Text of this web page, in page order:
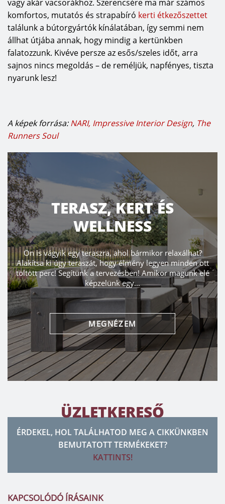
vagy akár vacsorákhoz. Szerencsére ma már számos
komfortos, mutatós és strapabíró kerti étkezőszettet
találunk a bútorgyártók kínálatában, így semmi nem
állhat útjába annak, hogy mindig a kertünkben
falatozzunk. Kivéve persze az esős/szeles időt, arra
sajnos nincs megoldás – de reméljük, napfényes, tiszta
nyarunk lesz!
A képek forrása:NARI, Impressive Interior Design, The
Runners Soul
TERASZ, KERT ÉS
WELLNESS
Ön is vágyik egy teraszra, ahol bármikor relaxálhat?
Alakítsa ki úgy teraszát, hogy élmény legyen minden ott
töltött perc! Segítünk a tervezésben! Amikor magunk elé
képzelünk egy...
MEGNÉZEM
ÜZLETKERESŐ
ÉRDEKEL, HOL TALÁLHATOD MEG A CIKKÜNKBEN
BEMUTATOTT TERMÉKEKET?
KATTINTS!
KAPCSOLÓDÓ ÍRÁSAINK